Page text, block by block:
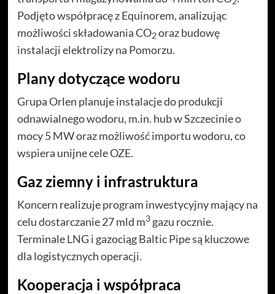
Podjęto współpracę z Equinorem, analizując
możliwości składowania CO2oraz budowę
instalacji elektrolizy na Pomorzu.
Plany dotyczące wodoru
Grupa Orlen planuje instalacje do produkcji
odnawialnego wodoru, m.in. hub w Szczecinie o
mocy 5 MW oraz możliwość importu wodoru, co
wspiera unijne cele OZE.
Gaz ziemny i infrastruktura
Koncern realizuje program inwestycyjny mający na
celu dostarczanie 27 mld m3gazu rocznie.
Terminale LNG i gazociąg Baltic Pipe są kluczowe
dla logistycznych operacji.
Kooperacja i współpraca